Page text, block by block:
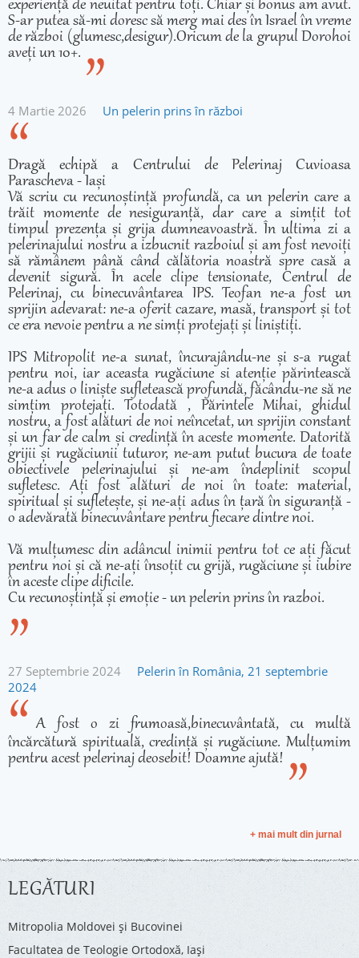
experiență de neuitat pentru toți. Chiar și bonus am avut.
S-ar putea să-mi doresc să merg mai des în Israel în vreme
de război (glumesc,desigur).Oricum de la grupul Dorohoi
aveți un 10+.
4 Martie 2026 Un pelerin prins în război
Dragă echipă a Centrului de Pelerinaj Cuvioasa
Parascheva - Iași
Vă scriu cu recunoștință profundă, ca un pelerin care a
trăit momente de nesiguranță, dar care a simțit tot
timpul prezența și grija dumneavoastră. În ultima zi a
pelerinajului nostru a izbucnit razboiul și am fost nevoiți
să rămânem până când călătoria noastră spre casă a
devenit sigură. În acele clipe tensionate, Centrul de
Pelerinaj, cu binecuvântarea IPS. Teofan ne-a fost un
sprijin adevarat: ne-a oferit cazare, masă, transport și tot
ce era nevoie pentru a ne simți protejați și liniștiți.
IPS Mitropolit ne-a sunat, încurajându-ne și s-a rugat
pentru noi, iar aceasta rugăciune si atenție părintească
ne-a adus o liniște sufletească profundă, făcându-ne să ne
simțim protejați. Totodată , Părintele Mihai, ghidul
nostru, a fost alături de noi neîncetat, un sprijin constant
și un far de calm și credință în aceste momente. Datorită
grijii și rugăciunii tuturor, ne-am putut bucura de toate
obiectivele pelerinajului și ne-am îndeplinit scopul
sufletesc. Ați fost alături de noi în toate: material,
spiritual și sufletește, și ne-ați adus în țară în siguranță -
o adevărată binecuvântare pentru fiecare dintre noi.
Vă mulțumesc din adâncul inimii pentru tot ce ați făcut
pentru noi și că ne-ați însoțit cu grijă, rugăciune și iubire
în aceste clipe dificile.
Cu recunoștință și emoție - un pelerin prins în razboi.
27 Septembrie 2024
Pelerin în România, 21 septembrie
2024
A fost o zi frumoasă,binecuvântată, cu multă
încărcătură spirituală, credință și rugăciune. Mulțumim
pentru acest pelerinaj deosebit! Doamne ajută!
+ mai mult din jurnal
LEGĂTURI
Mitropolia Moldovei și Bucovinei
Facultatea de Teologie Ortodoxă, Iaşi